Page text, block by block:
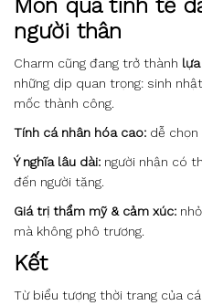
người thân
Charm cũng đang trở thành
những dịp quan trọng: sinh
mốc thành công.
Tính cá nhân hóa cao: dễ chọn
Ý nghĩa lâu dài: người nhận có
đến người tặng.
Giá trị thẩm mỹ & cảm xúc:
mà không phô trương.
Kết
Từ biểu tượng thời trang của